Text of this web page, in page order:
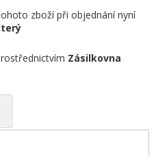
zboží při objednání nyní
Zásilkovna